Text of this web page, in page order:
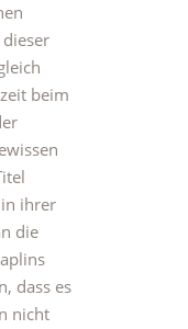
beim
ihrer
die
dass es
nicht